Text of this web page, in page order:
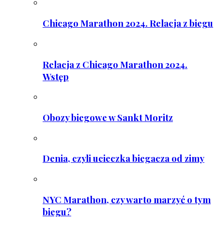
Chicago Marathon 2024. Relacja z biegu
Relacja z Chicago Marathon 2024.
Wstęp
Obozy biegowe w Sankt Moritz
Denia, czyli ucieczka biegacza od zimy
NYC Marathon, czy warto marzyć o tym
biegu?